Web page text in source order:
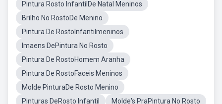
Pintura Rosto InfantilDe Natal Meninos
Brilho No RostoDe Menino
Pintura De RostoInfantilmeninos
Imaens DePintura No Rosto
Pintura De RostoHomem Aranha
Pintura De RostoFaceis Meninos
Molde PinturaDe Rosto Menino
Pinturas DeRosto Infantil
Molde's PraPintura No Rosto